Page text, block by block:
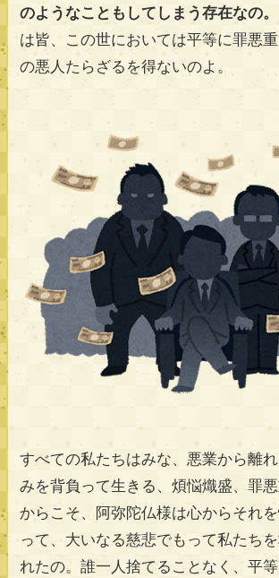
のようなこともしてしまう存在なの。
は皆、この世においては平等に罪悪
の悪人たらざるを得ないのよ。
すべての私たちはみな、悪業から離
みを背負って生きる、煩悩熾盛、罪
からこそ、阿弥陀仏様は心からそれ
って、大いなる慈悲でもって私たち
れたの。誰一人捨てることなく、平